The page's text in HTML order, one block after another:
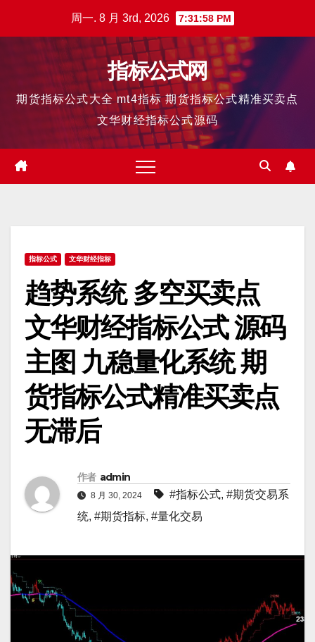
周一. 8 月 3rd, 2026 7:31:59 PM
指标公式网
期货指标公式大全 mt4指标 期货指标公式精准买卖点
文华财经指标公式源码
指标公式 文华财经指标
趋势系统 多空买卖点
文华财经指标公式 源码
主图 九稳量化系统 期
货指标公式精准买卖点
无滞后
作者 admin
8 月 30, 2024 #指标公式, #期货交易系
统, #期货指标, #量化交易